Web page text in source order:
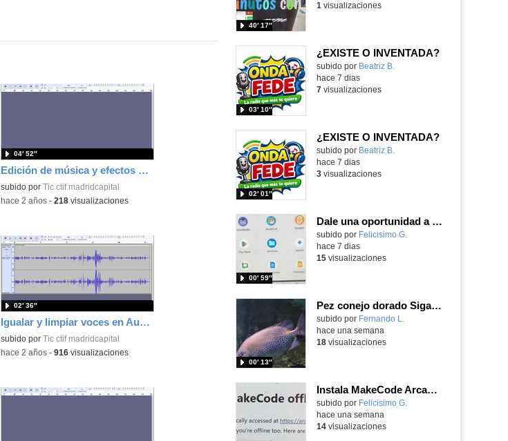
Edición de música y efectos con Audacity
subido por Tic ctif madridcapital
04′ 52″
-hace 2 años- 218visualizaciones
Igualar y limpiar voces en Audacity
subido por Tic ctif madridcapital
02′ 36″
-hace 2 años- 916visualizaciones
40′ 17″
1 visualizaciones
¿EXISTE O INVENTADA?
Contenido educativo.
subido por Beatriz B.
03′ 10″
hace 7 dias
7visualizaciones
¿EXISTE O INVENTADA?
Contenido educativo.
subido por Beatriz B.
02′ 01″
hace 7 dias
3visualizaciones
Dale una oportunidad a los Chromebooks y utiliza un proyector para realizar talleres si no tienes pantallas táctiles
Contenido educativo.
subido por Felicisimo G.
00′ 59″
hace 7 dias
15visualizaciones
Pez conejo dorado Siganus guttatus (Bloch, 1786)
Contenido educativo.
subido por Fernando L.
00′ 13″
hace una semana
18visualizaciones
Instala MakeCode Arcade para trabajar offline en tu tablet, ordenador, Chromebook
Contenido educativo.
subido por Felicisimo G.
hace una semana
14visualizaciones